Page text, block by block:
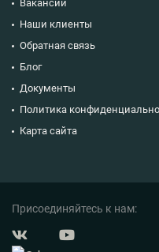
Вакансии
Наши клиенты
Обратная связь
Блог
Документы
Политика
Карта сайта
Присоединяйтесь к нам: